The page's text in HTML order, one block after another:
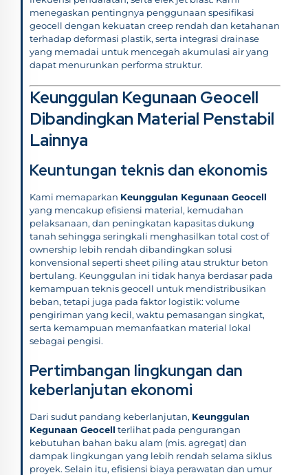
menegaskan pentingnya penggunaan spesifikasi
geocell dengan kekuatan creep rendah dan ketahanan
terhadap deformasi plastik, serta integrasi drainase
yang memadai untuk mencegah akumulasi air yang
dapat menurunkan performa struktur.
Keunggulan Kegunaan Geocell
Dibandingkan Material Penstabil
Lainnya
Keuntungan teknis dan ekonomis
Kami memaparkan Keunggulan Kegunaan Geocell
yang mencakup efisiensi material, kemudahan
pelaksanaan, dan peningkatan kapasitas dukung
tanah sehingga seringkali menghasilkan total cost of
ownership lebih rendah dibandingkan solusi
konvensional seperti sheet piling atau struktur beton
bertulang. Keunggulan ini tidak hanya berdasar pada
kemampuan teknis geocell untuk mendistribusikan
beban, tetapi juga pada faktor logistik: volume
pengiriman yang kecil, waktu pemasangan singkat,
serta kemampuan memanfaatkan material lokal
sebagai pengisi.
Pertimbangan lingkungan dan
keberlanjutan ekonomi
Dari sudut pandang keberlanjutan, Keunggulan
Kegunaan Geocell terlihat pada pengurangan
kebutuhan bahan baku alam (mis. agregat) dan
dampak lingkungan yang lebih rendah selama siklus
proyek. Selain itu, efisiensi biaya perawatan dan umur